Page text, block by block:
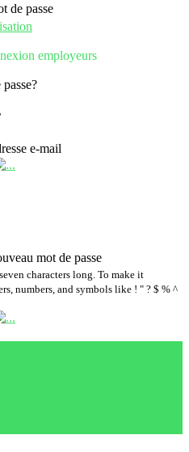
de passe
employeurs
e-mail
mot de passe
characters long. To make it
numbers, and symbols like ! " ? $ % ^